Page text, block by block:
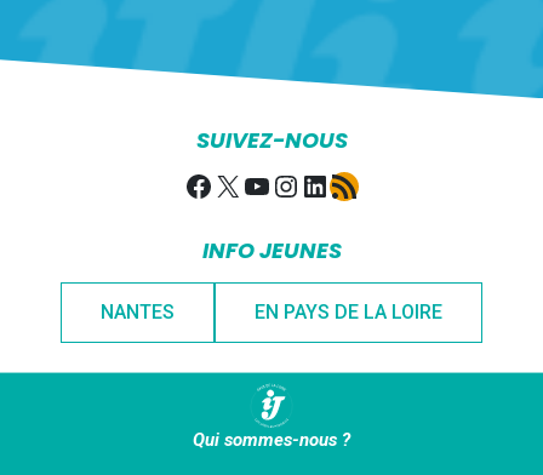
SUIVEZ-NOUS
Facebook
X YouTube
Instagram
LinkedIn
Flux RSS
INFO JEUNES
NANTES EN PAYS DE LA LOIRE
Qui sommes-nous ?